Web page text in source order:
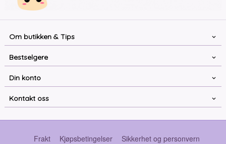
Om butikken & Tips
Bestselgere
Din konto
Kontakt oss
Frakt Kjøpsbetingelser Sikkerhet og personvern